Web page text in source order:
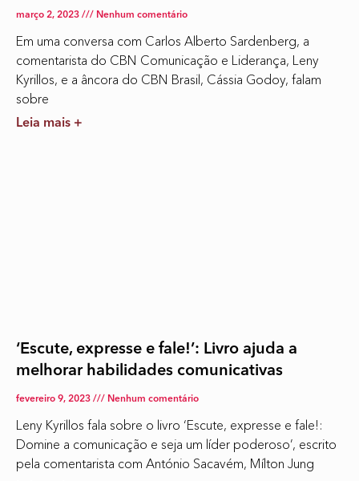
março 2, 2023 Nenhum comentário
Em uma conversa com Carlos Alberto Sardenberg, a
comentarista do CBN Comunicação e Liderança, Leny
Kyrillos, e a âncora do CBN Brasil, Cássia Godoy, falam
sobre
Leia mais +
‘Escute, expresse e fale!’: Livro ajuda a
melhorar habilidades comunicativas
fevereiro 9, 2023 Nenhum comentário
Leny Kyrillos fala sobre o livro ‘Escute, expresse e fale!:
Domine a comunicação e seja um líder poderoso’, escrito
pela comentarista com António Sacavém, Mílton Jung